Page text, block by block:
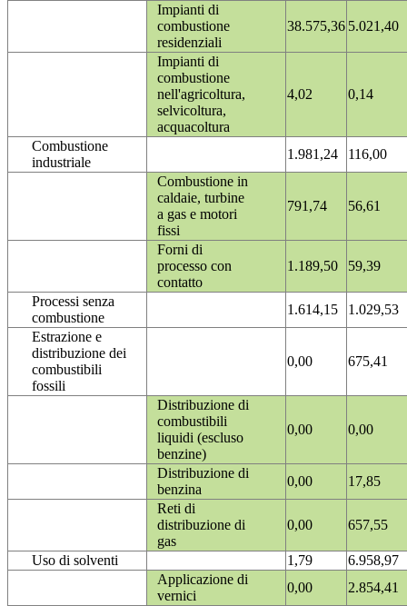
Impianti di
combustione
residenziali
38.575,36 5.021,40
Impianti di
combustione
nell'agricoltura,
selvicoltura,
acquacoltura
4,02 0,14
Combustione
industriale
1.981,24
116,00
Combustione in
caldaie, turbine
a gas e motori
fissi
791,74 56,61
Forni di
processo con
contatto
1.189,50 59,39
Processi senza
combustione
1.614,15
1.029,53
Estrazione e
distribuzione dei
combustibili
fossili
0,00 675,41
Distribuzione di
combustibili
liquidi (escluso
benzine)
0,00 0,00
Distribuzione di
benzina
0,00
17,85
Reti di
distribuzione di
gas
0,00 657,55
Uso di solventi 1,79
6.958,97
Applicazione di
vernici
0,00
2.854,41